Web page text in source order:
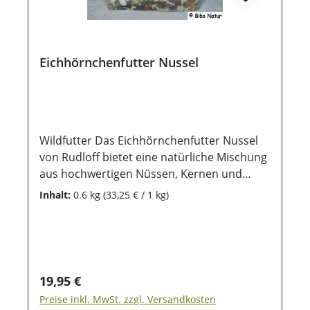
Eichhörnchenfutter Nussel
Wildfutter Das Eichhörnchenfutter Nussel
von Rudloff bietet eine natürliche Mischung
aus hochwertigen Nüssen, Kernen und
Saaten, perfekt abgestimmt auf die
aufzufüllen. Eine leckere und ausgewogene
Ergänzung für den Futterplatz im Garten.
Mit Nussel von Rudloff bietest du
Inhalt: 0.6 kg (33,25 € / 1 kg)
Regulärer Preis:
19,95 €
Preise inkl. MwSt. zzgl. Versandkosten